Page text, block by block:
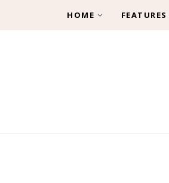
HOME FEATURES